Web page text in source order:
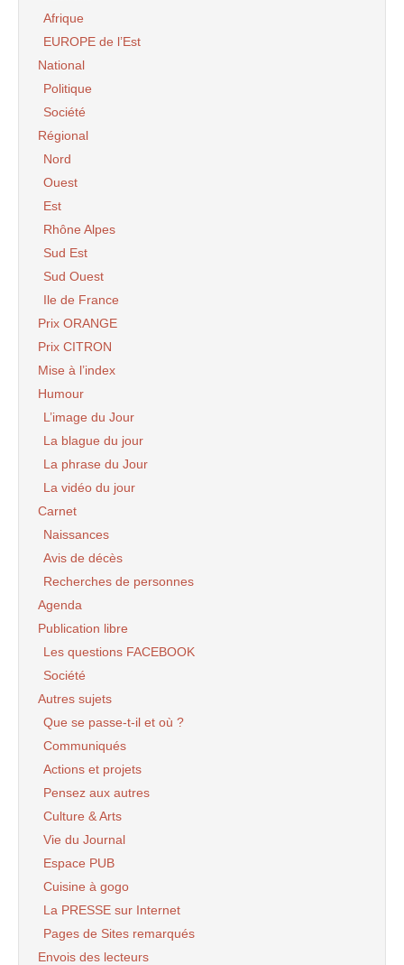
Afrique
EUROPE de l’Est
National
Politique
Société
Régional
Nord
Ouest
Est
Rhône Alpes
Sud Est
Sud Ouest
Ile de France
Prix ORANGE
Prix CITRON
Mise à l’index
Humour
L’image du Jour
La blague du jour
La phrase du Jour
La vidéo du jour
Carnet
Naissances
Avis de décès
Recherches de personnes
Agenda
Publication libre
Les questions FACEBOOK
Société
Autres sujets
Que se passe-t-il et où ?
Communiqués
Actions et projets
Pensez aux autres
Culture & Arts
Vie du Journal
Espace PUB
Cuisine à gogo
La PRESSE sur Internet
Pages de Sites remarqués
Envois des lecteurs